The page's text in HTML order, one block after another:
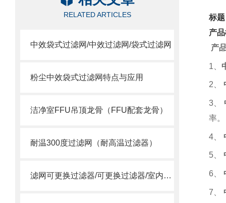
RELATED ARTICLES
中效袋式过滤网/中效过滤网/袋式过滤网
粉尘中效袋式过滤网特点与应用
洁净室FFU吊顶龙骨（FFU配套龙骨）
耐温300度过滤网（耐高温过滤器）
滤网可更换过滤器/可更换过滤器/室内过滤器
标
产
产
1
2
3
率。
4
5
6
7